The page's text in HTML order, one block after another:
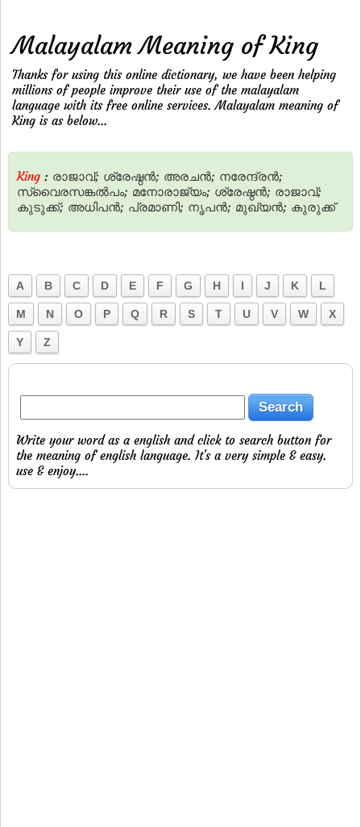
Malayalam Meaning of King
Thanks for using this online dictionary, we have been helping
millions of people improve their use of the malayalam
language with its free online services. Malayalam meaning of
King is as below...
King : രാജാവ്‌; ശ്രേഷ്ഠൻ; അരചന്‍; നരേന്ദ്രന്‍;
സ്വൈരസങ്കല്‍പം; മനോരാജ്യം; ശ്രേഷ്ഠന്‍; രാജാവ്;
കുടുക്ക്‌; അധിപന്‍; പ്രമാണി; നൃപന്‍; മുഖ്യന്‍; കുരുക്ക്‌
A B C D E F G H I J K L
M N O P Q R S T U V W X
Y Z
Write your word as a english and click to search button for
the meaning of english language. It's a very simple & easy.
use & enjoy....